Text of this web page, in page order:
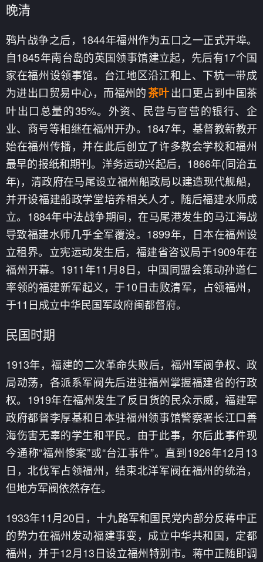
晚清
鸦片战争之后，1844年福州作为五口之一正式开埠。
自1845年南台岛的英国领事馆建立起，先后有17个国
家在福州设领事馆。台江地区沿江和上、下杭一带成
为进出口贸易中心，而福州的茶叶出口更占到中国茶
叶出口总量的35%。外资、民营与官营的银行、企
业、商号等相继在福州开办。1847年，基督教新教开
始在福州传播，并在此后创立了许多教会学校和福州
最早的报纸和期刊。洋务运动兴起后，1866年(同治五
年)，清政府在马尾设立福州船政局以建造现代舰船，
并开设福建船政学堂培养相关人才。随后福建水师成
立。1884年中法战争期间，在马尾港发生的马江海战
导致福建水师几乎全军覆没。1899年，日本在福州设
立租界。立宪运动发生后，福建省咨议局于1909年在
福州开幕。1911年11月8日，中国同盟会策动孙道仁
率领的福建新军起义，于10日击败清军，占领福州，
于11日成立中华民国军政府闽都督府。
民国时期
1913年，福建的二次革命失败后，福州军阀争权、政
局动荡，各派系军阀先后进驻福州掌握福建省的行政
权。1919年在福州发生了反日货的民众示威，福建军
政府都督李厚基和日本驻福州领事馆警察署长江口善
海伤害无辜的学生和平民。由于此事，尔后此事件现
今通称“福州惨案”或“台江事件”。直到1926年12月13
日，北伐军占领福州，结束北洋军阀在福州的统治，
但地方军阀依然存在。
1933年11月20日，十九路军和国民党内部分反蒋中正
的势力在福州发动福建事变，成立中华共和国，定都
福州，并于12月13日设立福州特别市。蒋中正随即调